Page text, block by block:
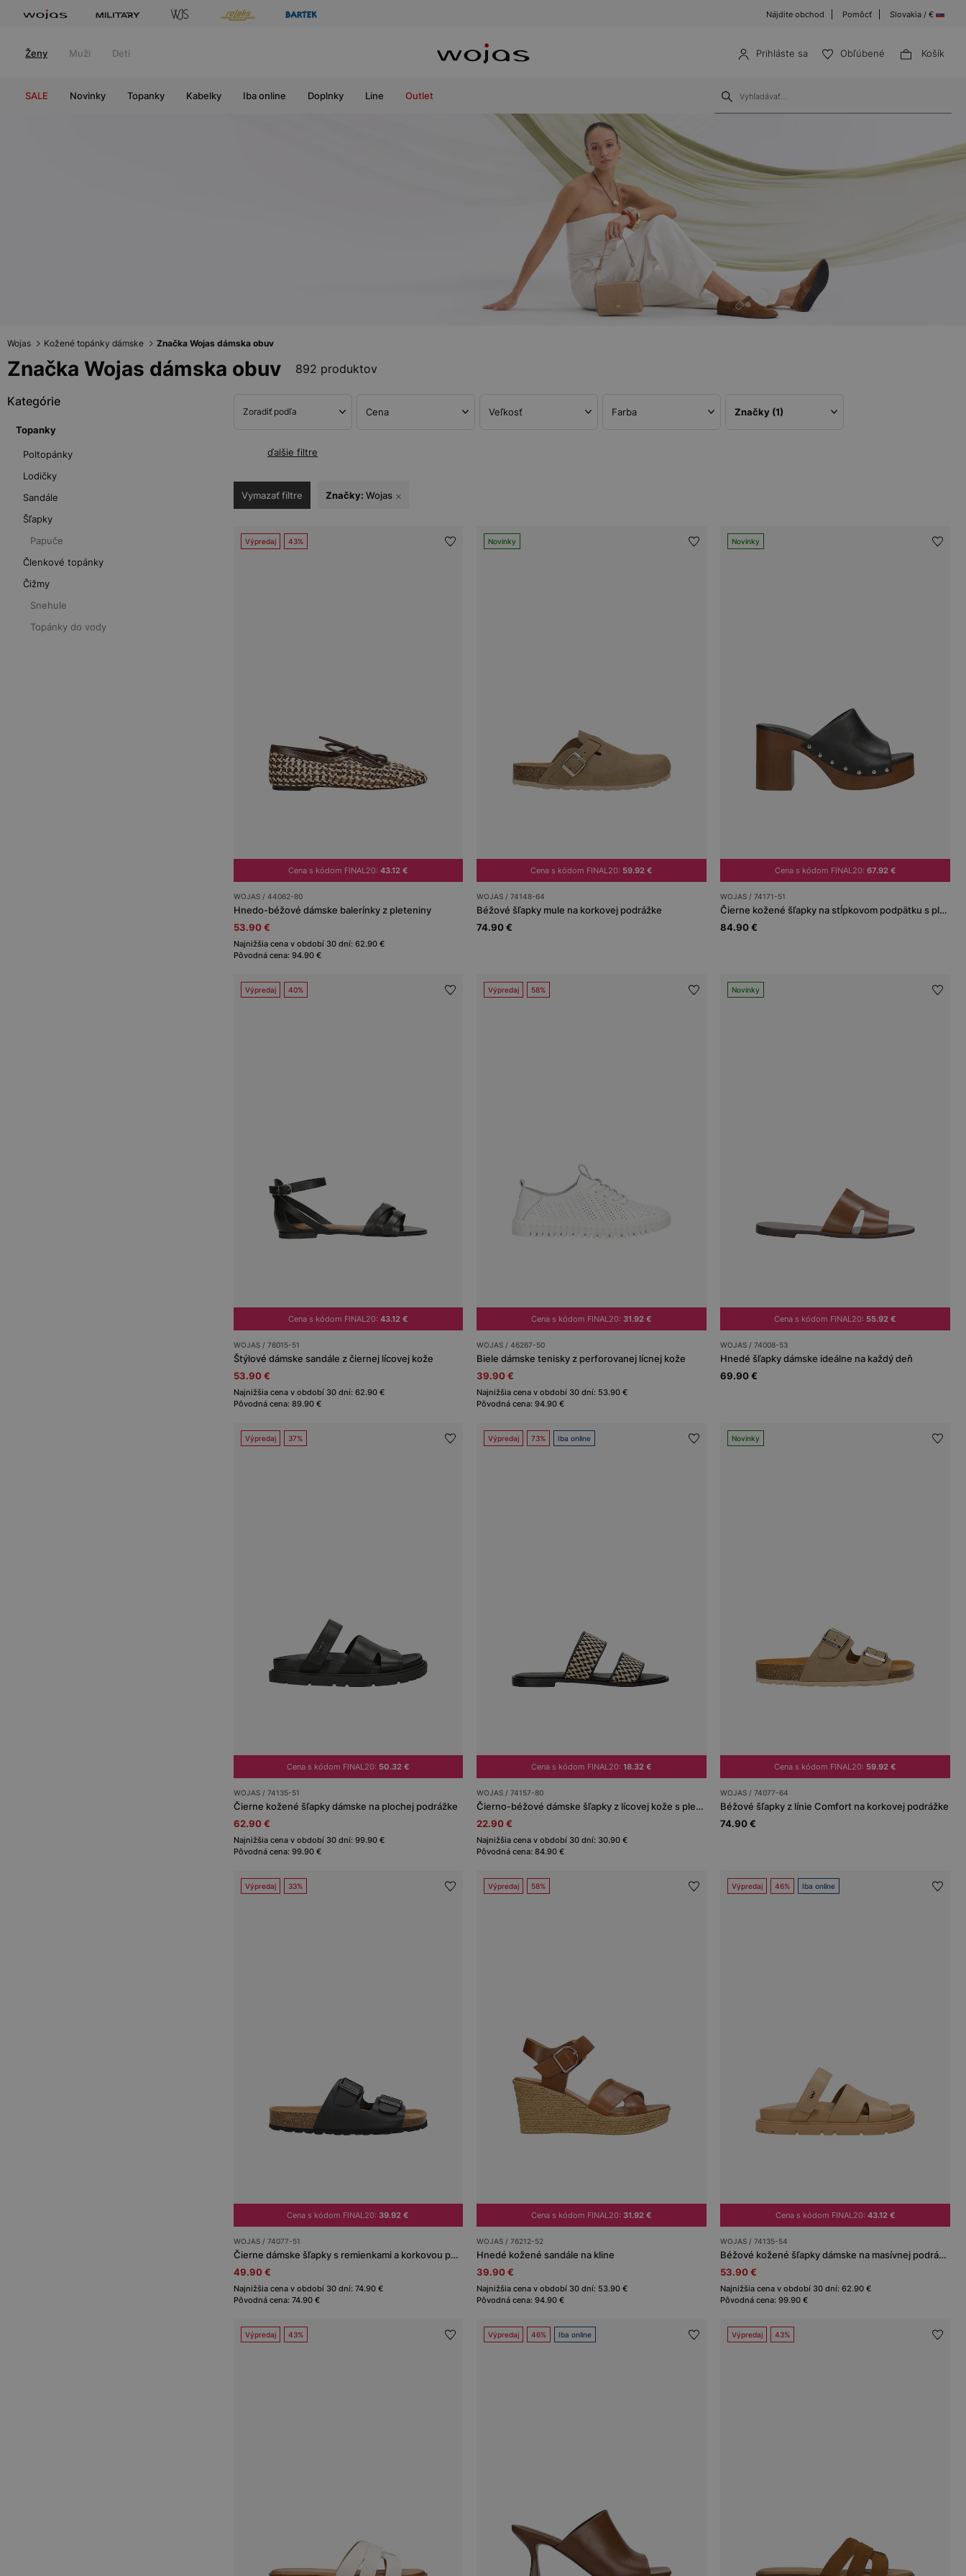
Nájdite obchod Pomôcť Slovakia / €
Ženy Muži Deti Prihláste sa Obľúbené Košík
SALE Novinky Topanky Kabelky Iba online Doplnky Line Outlet
Wojas Kožené topánky dámske Značka Wojas dámska obuv
Značka Wojas dámska obuv 892 produktov
Kategórie
Topanky
Poltopánky
Lodičky
Sandále
Šľapky
Papuče
Členkové topánky
Čižmy
Snehule
Topánky do vody
Zoradiť podľa Cena Veľkosť Farba Značky (1)
ďalšie filtre
Vymazať filtre Značky: Wojas
Výpredaj 43%
Cena s kódom FINAL20: 43.12 €
WOJAS / 44062-80
Hnedo-béžové dámske balerínky z pleteniny
53.90 €
Najnižšia cena v období 30 dní: 62.90 €
Pôvodná cena: 94.90 €
Novinky
Cena s kódom FINAL20: 59.92 €
WOJAS / 74148-64
Béžové šľapky mule na korkovej podrážke
74.90 €
Novinky
Cena s kódom FINAL20: 67.92 €
WOJAS / 74171-51
Čierne kožené šľapky na stĺpkovom podpätku s platformou
84.90 €
Výpredaj 40%
Cena s kódom FINAL20: 43.12 €
WOJAS / 76015-51
Štýlové dámske sandále z čiernej lícovej kože
53.90 €
Najnižšia cena v období 30 dní: 62.90 €
Pôvodná cena: 89.90 €
Výpredaj 58%
Cena s kódom FINAL20:31.92 €
WOJAS / 46267-50
Biele dámske tenisky z perforovanej lícnej kože
39.90 €
Najnižšia cena v období 30 dní: 53.90 €
Pôvodná cena: 94.90 €
Novinky
Cena s kódom FINAL20: 55.92 €
WOJAS / 74008-53
Hnedé šľapky dámske ideálne na každý deň
69.90 €
Výpredaj 37%
Cena s kódom FINAL20: 50.32 €
WOJAS / 74135-51
Čierne kožené šľapky dámske na plochej podrážke
62.90 €
Najnižšia cena v období 30 dní: 99.90 €
Pôvodná cena: 99.90 €
Výpredaj 73% Iba online
Cena s kódom FINAL20:18.32 €
WOJAS / 74157-80
Čierno-béžové dámske šľapky z lícovej kože s pletením z rafie
22.90 €
Najnižšia cena v období 30 dní: 30.90 €
Pôvodná cena: 84.90 €
Novinky
Cena s kódom FINAL20: 59.92 €
WOJAS / 74077-64
Béžové šľapky z línie Comfort na korkovej podrážke
74.90 €
Výpredaj 33%
Cena s kódom FINAL20:39.92 €
WOJAS / 74077-51
Čierne dámske šľapky s remienkami a korkovou podrážkou
49.90 €
Najnižšia cena v období 30 dní: 74.90 €
Pôvodná cena: 74.90 €
Výpredaj 58%
Cena s kódom FINAL20:31.92 €
WOJAS / 76212-52
Hnedé kožené sandále na kline
39.90 €
Najnižšia cena v období 30 dní: 53.90 €
Pôvodná cena: 94.90 €
Výpredaj 46% Iba online
Cena s kódom FINAL20: 43.12 €
WOJAS / 74135-54
Béžové kožené šľapky dámske na masívnej podrážke
53.90 €
Najnižšia cena v období 30 dní: 62.90 €
Pôvodná cena: 99.90 €
Výpredaj 43% Výpredaj 46% Iba online Výpredaj 43%